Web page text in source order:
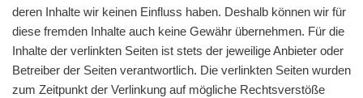
deren Inhalte wir keinen Einfluss haben. Deshalb können wir für
diese fremden Inhalte auch keine Gewähr übernehmen. Für die
Inhalte der verlinkten Seiten ist stets der jeweilige Anbieter oder
Betreiber der Seiten verantwortlich. Die verlinkten Seiten wurden
zum Zeitpunkt der Verlinkung auf mögliche Rechtsverstöße